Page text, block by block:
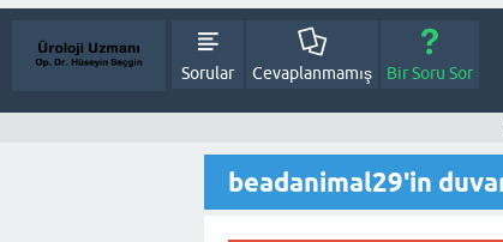
Sorular Cevaplanmamış Bir Soru Sor
beadanimal29'in